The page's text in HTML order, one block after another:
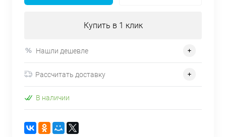
Купить в 1 клик
Нашли дешевле
Рассчитать доставку
В наличии